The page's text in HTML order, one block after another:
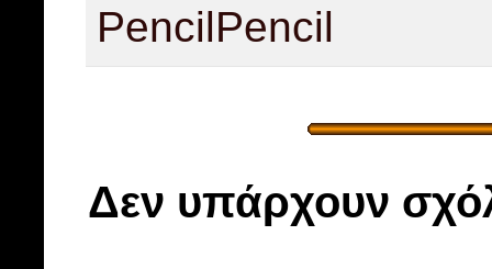
PencilPencil
Δεν υπάρχουν